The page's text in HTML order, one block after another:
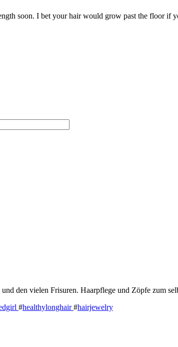
soon. I bet your hair would grow past the floor if
den vielen Frisuren. Haarpflege und Zöpfe zum
#healthylonghair#hairjewelry